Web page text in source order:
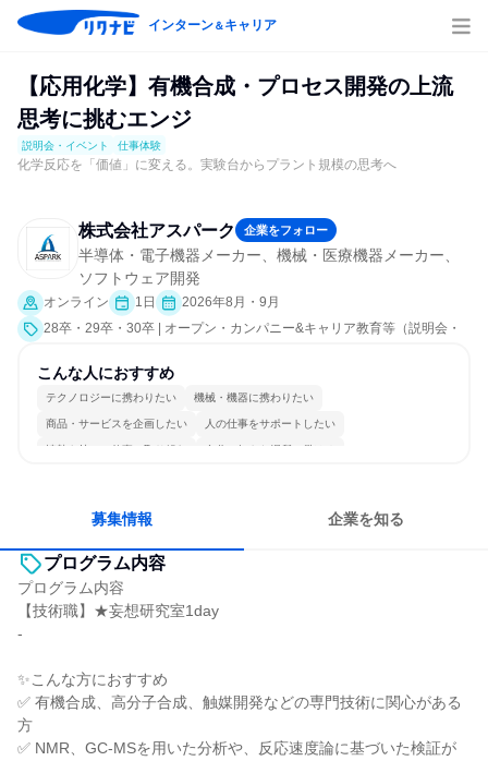
インターン＆キャリア
【応用化学】有機合成・プロセス開発の上流
思考に挑むエンジ
説明会・イベント 仕事体験
化学反応を「価値」に変える。実験台からプラント規模の思考へ
株式会社アスパーク 企業をフォロー
半導体・電子機器メーカー、機械・医療機器メーカー、
ソフトウェア開発
オンライン 1日
2026年8月・9月
28卒・29卒・30卒 | オープン・カンパニー&キャリア教育等（説明会・
ト]、仕事体験）
こんな人におすすめ
テクノロジーに携わりたい 機械・機器に携わりたい
商品・サービスを企画したい 人の仕事をサポートしたい
情熱を持って仕事に取り組む 自分の好きな場所で働ける
募集情報 企業を知る
プログラム内容
プログラム内容
【技術職】★妄想研究室1day
-
✨こんな方におすすめ
✅ 有機合成、高分子合成、触媒開発などの専門技術に関心がある
方
✅ NMR、GC-MSを用いた分析や、反応速度論に基づいた検証が